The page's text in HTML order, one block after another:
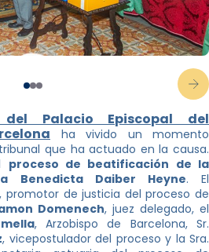
Palacio Episcopal del
ha vivido un momento
que ha actuado en la causa.
proceso de beatificación de la
Benedicta Daiber Heyne. El
, promotor de justicia del proceso de
Domenech, juez delegado, el
, Arzobispo de Barcelona, Sr.
, vicepostulador del proceso y la Sra.